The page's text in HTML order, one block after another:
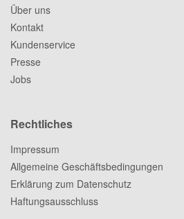
Über uns
Kontakt
Kundenservice
Presse
Jobs
Rechtliches
Impressum
Allgemeine Geschäftsbedingungen
Erklärung zum Datenschutz
Haftungsausschluss